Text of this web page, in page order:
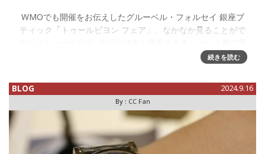
WMOでも開催をお伝えしたグルーベル・フォルセイ 銀座ブ
ティック「トゥールビヨン フェア」、なかなか見ることがで
速伺いました。展示されている第1の発明、ダブルトゥールビ
続きを読む
BLOG 2024.9.16
By : CC Fan